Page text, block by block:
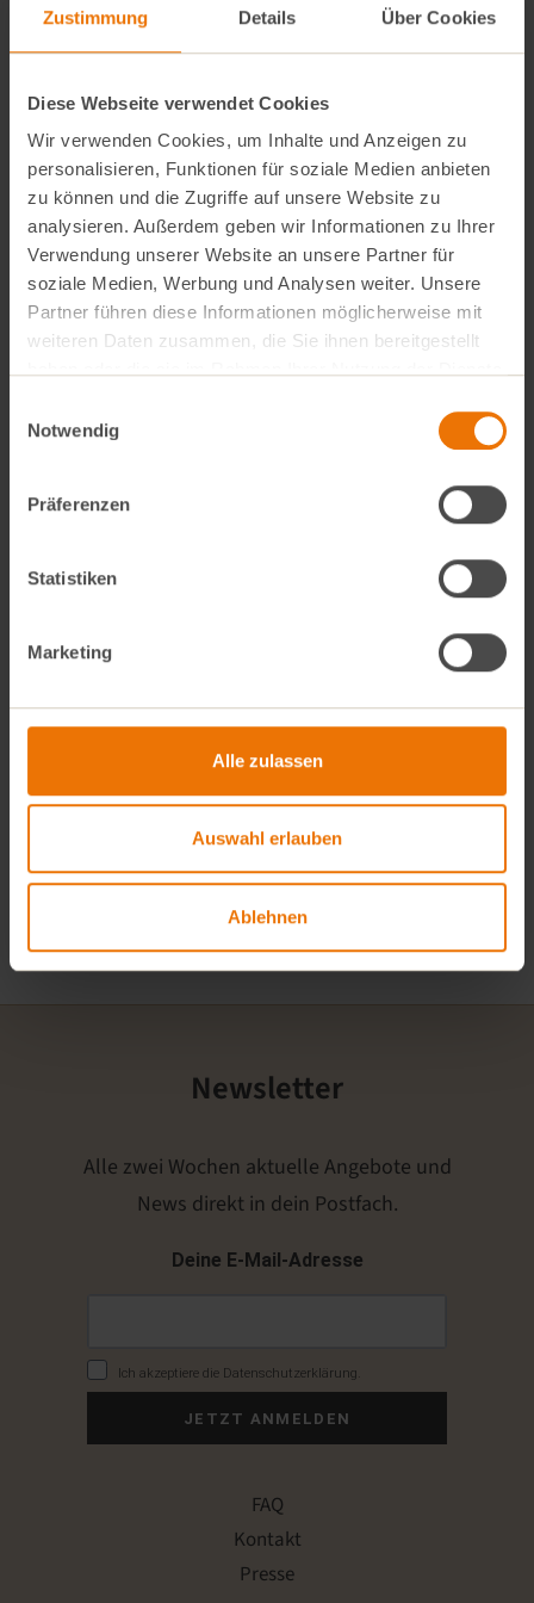
Zustimmung Details Über Cookies
Diese Webseite verwendet Cookies
Wir verwenden Cookies, um Inhalte und Anzeigen zu
personalisieren, Funktionen für soziale Medien anbieten
zu können und die Zugriffe auf unsere Website zu
analysieren. Außerdem geben wir Informationen zu Ihrer
Verwendung unserer Website an unsere Partner für
soziale Medien, Werbung und Analysen weiter. Unsere
Partner führen diese Informationen möglicherweise mit
weiteren Daten zusammen, die Sie ihnen bereitgestellt
Notwendig
Präferenzen
Statistiken
Marketing
Alle zulassen
Auswahl erlauben
Ablehnen
Anleitungen
Truhe legen.
Pfirsich und Tomaten ohne Kerngehäuse
in feine Würfel schneiden und mit Salz,
Pfeffer, Olivenöl und Aceto Balsamico
würzen.
Ciabatta in Scheiben schneiden und von
beiden Seiten mit Olivenöl goldbraun
anbraten, herausnehmen und mit
Knoblauch auf der Bratseite einreiben.
Bruschetta geben und zuletzt mit
Pfirsich mit einer Reibe über das Brot
Alle Rezepte
Oktoberfest-Burger
FAQ
Kontakt
Presse
Newsletter
Alle zwei Wochen aktuelle Angebote und
News direkt in dein Postfach.
Deine E-Mail-Adresse
Ich akzeptiere die Datenschutzerklärung.
JETZT ANMELDEN